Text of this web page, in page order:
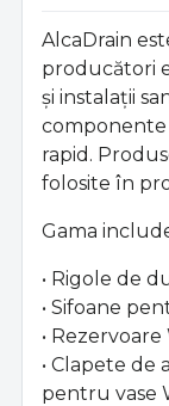
AlcaDrain
producători
și instalații
componente
rapid.
folosite în
Gama
• Rigole de
• Sifoane
•
• Clapete de
pentru vase